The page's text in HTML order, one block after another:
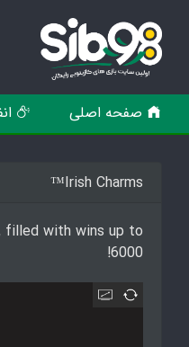
صفحه اصلی
Irish Charms™
filled with wins up to
6000!